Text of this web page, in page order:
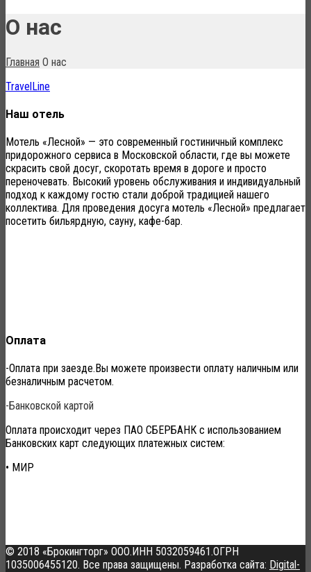
О нас
Главная О нас
TravelLine
Наш отель
Мотель «Лесной» — это современный гостиничный комплекс
придорожного сервиса в Московской области, где вы можете
скрасить свой досуг, скоротать время в дороге и просто
переночевать. Высокий уровень обслуживания и индивидуальный
подход к каждому гостю стали доброй традицией нашего
коллектива. Для проведения досуга мотель «Лесной» предлагает
посетить бильярдную, сауну, кафе-бар.
Оплата
-Оплата при заезде.Вы можете произвести оплату наличным или
безналичным расчетом.
-Банковской картой
Оплата происходит через ПАО СБЕРБАНК с использованием
Банковских карт следующих платежных систем:
• МИР
О Мотеле
© 2018 «Брокингторг» ООО.ИНН 5032059461.ОГРН
1035006455120. Все права защищены. Разработка сайта: Digital-